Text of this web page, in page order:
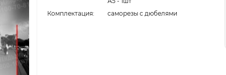
Комплектация:
cаморезы с дюбелями